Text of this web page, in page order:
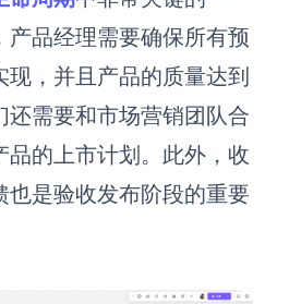
产品经理需要确保所有预
，并且产品的质量达到
还需要和市场营销团队合
品的上市计划。此外，收
也是验收发布阶段的重要